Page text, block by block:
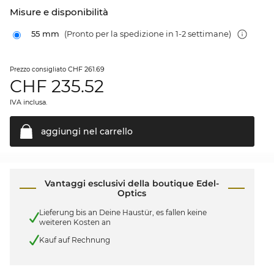
Misure e disponibilità
55 mm (Pronto per la spedizione in 1-2 settimane)
Prezzo consigliato CHF 261.69
CHF 235.52
IVA inclusa.
aggiungi nel carrello
Vantaggi esclusivi della boutique Edel-
Optics
Lieferung bis an Deine Haustür, es fallen keine
weiteren Kosten an
Kauf auf Rechnung